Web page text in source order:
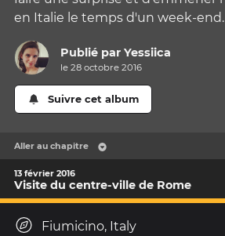
en Italie le temps d'un week-end.
Publié parYessiica
le 28 octobre 2016
Suivre cet album
Aller au chapitre
13 février 2016
Visite du centre-ville de Rome
Fiumicino, Italy